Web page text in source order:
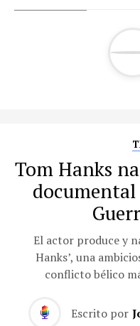
Tom Hanks
documental
El actor produce y
Hanks’, una
conflicto bélico
Escrito por